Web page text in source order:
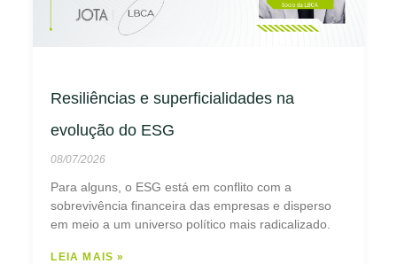
Resiliências e superficialidades na
evolução do ESG
08/07/2026
Para alguns, o ESG está em conflito com a
sobrevivência financeira das empresas e disperso
em meio a um universo político mais radicalizado.
LEIA MAIS »